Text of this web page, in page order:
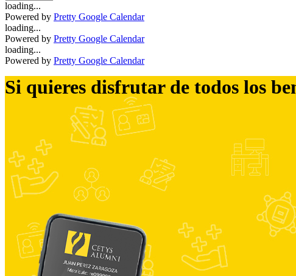
loading...
Powered by Pretty Google Calendar
loading...
Powered by Pretty Google Calendar
loading...
Powered by Pretty Google Calendar
Si quieres disfrutar de todos los